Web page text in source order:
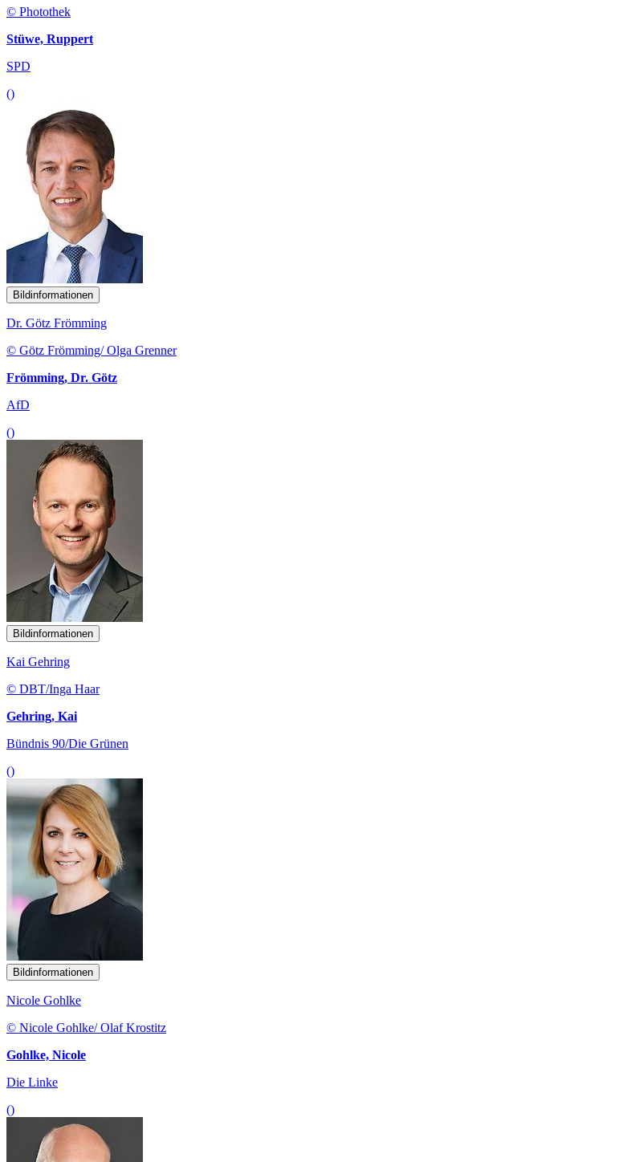
© Photothek
Stüwe, Ruppert
SPD
()
Bildinformationen
Dr. Götz Frömming
© Götz Frömming/ Olga Grenner
Frömming, Dr. Götz
AfD
()
Bildinformationen
Kai Gehring
© DBT/Inga Haar
Gehring, Kai
Bündnis 90/Die Grünen
()
Bildinformationen
Nicole Gohlke
© Nicole Gohlke/ Olaf Krostitz
Gohlke, Nicole
Die Linke
()